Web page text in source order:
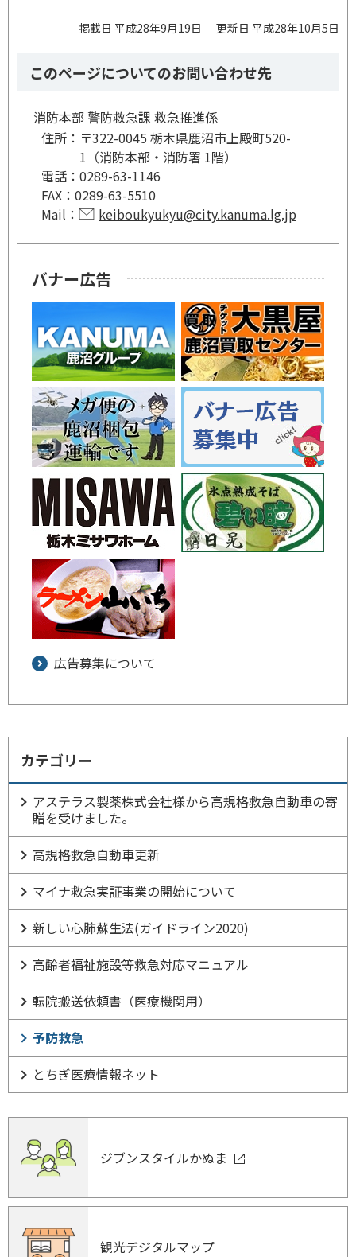
掲載日 平成28年9月19日 更新日 平成28年10月5日
このページについてのお問い合わせ先
消防本部 警防救急課 救急推進係
住所： 〒322-0045 栃木県鹿沼市上殿町520-
1（消防本部・消防署 1階）
電話： 0289-63-1146
FAX： 0289-63-5510
Mail：
keiboukyukyu@city.kanuma.lg.jp
バナー広告
広告募集について
カテゴリー
アステラス製薬株式会社様から高規格救急自動車の寄
贈を受けました。
高規格救急自動車更新
マイナ救急実証事業の開始について
新しい心肺蘇生法(ガイドライン2020)
高齢者福祉施設等救急対応マニュアル
転院搬送依頼書（医療機関用）
予防救急
とちぎ医療情報ネット
ジブンスタイルかぬま
観光デジタルマップ